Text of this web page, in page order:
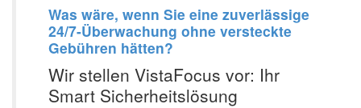
Was wäre, wenn Sie eine zuverlässige
24/7-Überwachung ohne versteckte
Gebühren hätten?
Wir stellen VistaFocus vor: Ihr
Smart Sicherheitslösung